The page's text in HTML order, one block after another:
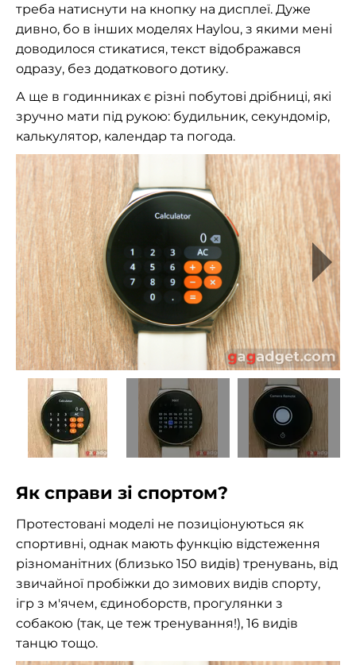
треба натиснути на кнопку на дисплеї. Дуже
дивно, бо в інших моделях Haylou, з якими мені
доводилося стикатися, текст відображався
одразу, без додаткового дотику.
А ще в годинниках є різні побутові дрібниці, які
зручно мати під рукою: будильник, секундомір,
калькулятор, календар та погода.
Як справи зі спортом?
Протестовані моделі не позиціонуються як
спортивні, однак мають функцію відстеження
різноманітних (близько 150 видів) тренувань, від
звичайної пробіжки до зимових видів спорту,
ігр з м'ячем, єдиноборств, прогулянки з
собакою (так, це теж тренування!), 16 видів
танцю тощо.